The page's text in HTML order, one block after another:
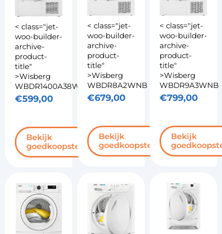
< class="jet-
woo-builder-
archive-
product-
title"
>Wisberg
WBDR1400A38WNB
€599,00
Bekijk
goedkoopste
< class="jet-
woo-builder-
archive-
product-
title"
>Wisberg
WBDR8A2WNB
€679,00
Bekijk
goedkoopste
< class="jet-
woo-builder-
archive-
product-
title"
>Wisberg
WBDR9A3WNB
€799,00
Bekijk